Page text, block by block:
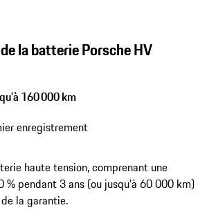
la batterie Porsche HV
160 000 km
enregistrement
haute tension, comprenant une
pendant 3 ans (ou jusqu'à 60 000 km)
la garantie.